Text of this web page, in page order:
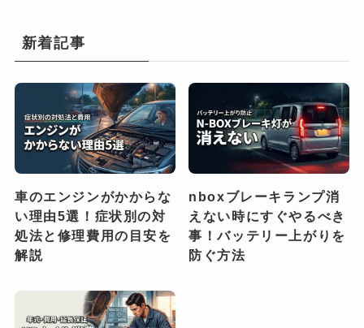
新着記事
車のエンジンがかからな
い理由5選！症状別の対
処法と修理費用の目安を
解説
nboxブレーキランプ消
えない時にすぐやるべき
事！バッテリー上がりを
防ぐ方法